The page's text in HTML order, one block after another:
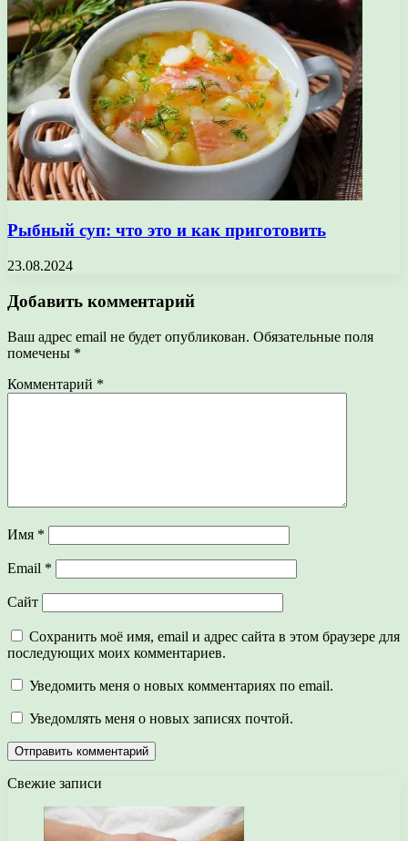
Рыбный суп: что это и как приготовить
23.08.2024
Добавить комментарий
Ваш адрес email не будет опубликован. Обязательные поля
помечены *
Комментарий *
Имя *
Email *
Сайт
Сохранить моё имя, email и адрес сайта в этом браузере для
последующих моих комментариев.
Уведомить меня о новых комментариях по email.
Уведомлять меня о новых записях почтой.
Свежие записи